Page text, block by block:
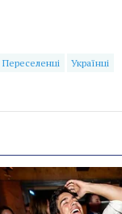
Переселенці Українці